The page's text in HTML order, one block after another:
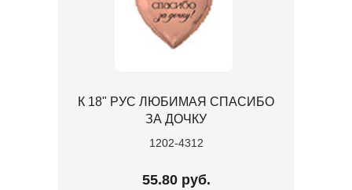
К 18" РУС ЛЮБИМАЯ СПАСИБО
ЗА ДОЧКУ
1202-4312
55.80 руб.